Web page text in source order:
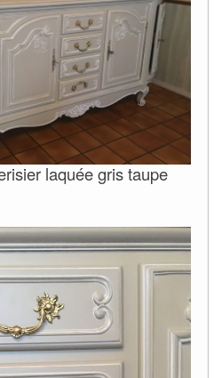
laquée gris taupe